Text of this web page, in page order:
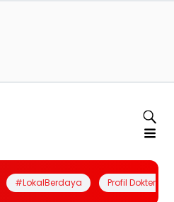
#LokalBerdaya Profil Dokter